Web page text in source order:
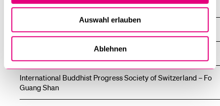
Auswahl erlauben
Ablehnen
Buddhistische Gemeinschaften
Übersicht
Buddhistisches Zentrum Luzern
International Buddhist Progress Society of Switzerland – Fo
Guang Shan